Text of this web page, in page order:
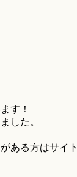
す！
した。
ある方はサイト